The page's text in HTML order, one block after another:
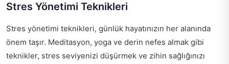
Stres Yönetimi Teknikleri
Stres yönetimi teknikleri, günlük hayatınızın her alanında
önem taşır. Meditasyon, yoga ve derin nefes almak gibi
teknikler, stres seviyenizi düşürmek ve zihin sağlığınızı